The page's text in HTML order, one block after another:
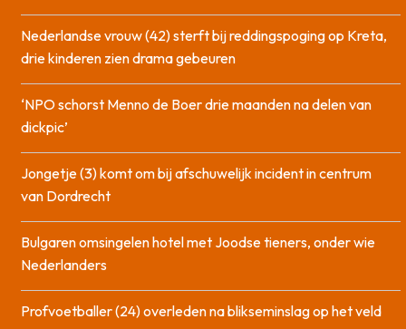
Nederlandse vrouw (42) sterft bij reddingspoging op Kreta,
drie kinderen zien drama gebeuren
‘NPO schorst Menno de Boer drie maanden na delen van
dickpic’
Jongetje (3) komt om bij afschuwelijk incident in centrum
van Dordrecht
Bulgaren omsingelen hotel met Joodse tieners, onder wie
Nederlanders
Profvoetballer (24) overleden na blikseminslag op het veld